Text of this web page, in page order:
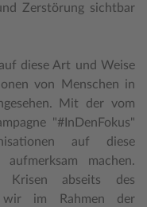
Zerstörung sichtbar
diese Art und Weise
von Menschen in
Mit der vom
"#InDenFokus"
auf diese
aufmerksam machen.
abseits des
wir im Rahmen der